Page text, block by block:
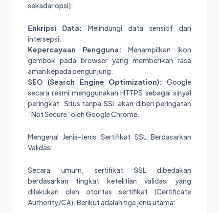
sekadar opsi):
Enkripsi Data:
Melindungi data sensitif dari
intersepsi.
Kepercayaan Pengguna: Menampilkan ikon
gembok pada browser yang memberikan rasa
aman kepada pengunjung.
SEO (Search Engine Optimization): Google
secara resmi menggunakan HTTPS sebagai sinyal
peringkat. Situs tanpa SSL akan diberi peringatan
“Not Secure” oleh Google Chrome.
Mengenal Jenis-Jenis Sertifikat SSL Berdasarkan
Validasi
Secara umum, sertifikat SSL dibedakan
berdasarkan tingkat ketelitian validasi yang
dilakukan oleh otoritas sertifikat (Certificate
Authority/CA). Berikut adalah tiga jenis utama: